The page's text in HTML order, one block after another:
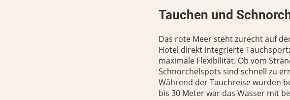
Tauchen und
Das rote Meer steht zurecht auf
Hotel direkt integrierte
maximale Flexibilität. Ob vom
Schnorchelspots sind schnell zu
Während der Tauchreise wurden
bis 30 Meter war das Wasser mit